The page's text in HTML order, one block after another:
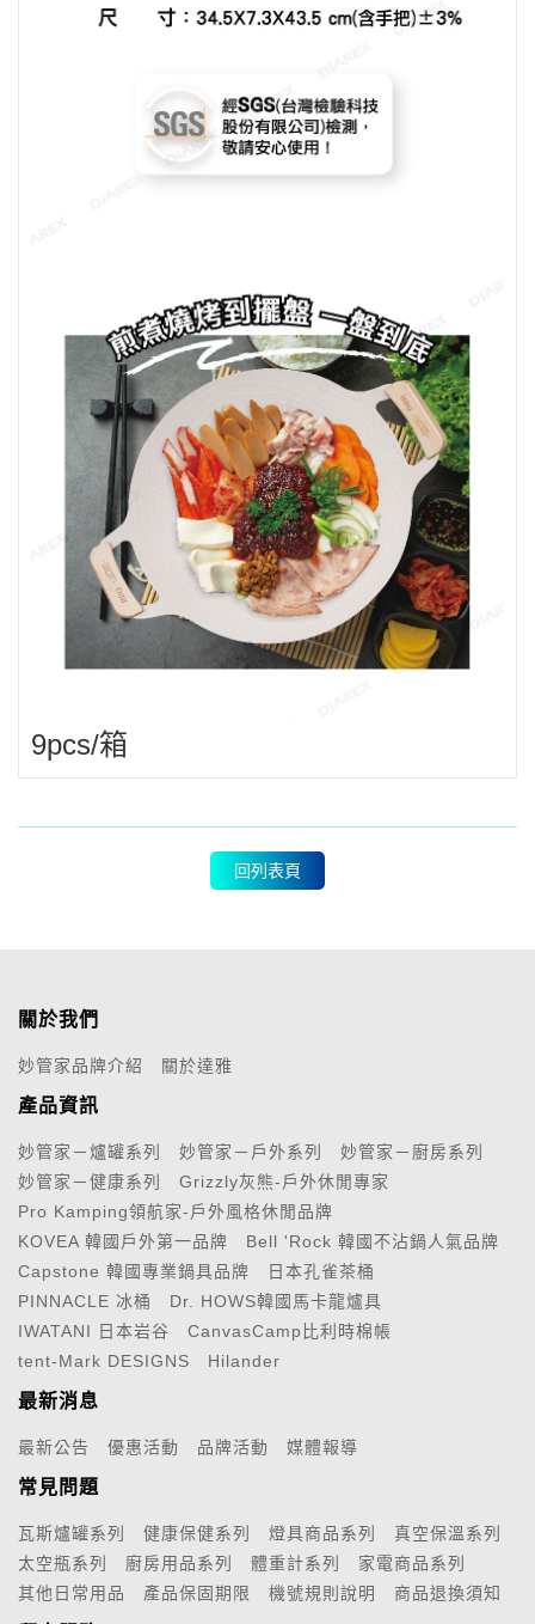
9pcs/箱
回列表頁
關於我們
妙管家品牌介紹 關於達雅
產品資訊
妙管家－爐罐系列 妙管家－戶外系列
妙管家－廚房系列
妙管家－健康系列
Grizzly灰熊-戶外休閒專家
Pro Kamping領航家-戶外風格休閒品牌
KOVEA 韓國戶外第一品牌
Bell 'Rock 韓國不沾鍋人氣品牌
Capstone 韓國專業鍋具品牌
日本孔雀茶桶
PINNACLE 冰桶
Dr. HOWS韓國馬卡龍爐具
IWATANI 日本岩谷
CanvasCamp比利時棉帳
tent-Mark DESIGNS
Hilander
最新消息
最新公告 優惠活動 品牌活動 媒體報導
常見問題
瓦斯爐罐系列 健康保健系列 燈具商品系列
真空保溫系列
太空瓶系列
廚房用品系列 體重計系列
家電商品系列
其他日常用品
產品保固期限 機號規則說明 商品退換須知